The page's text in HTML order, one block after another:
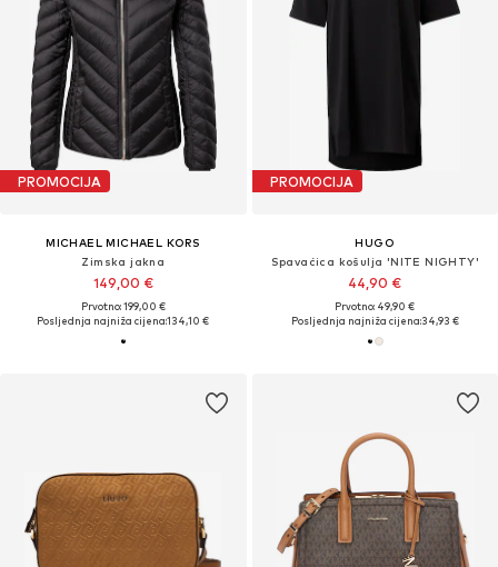
PROMOCIJA
MICHAEL MICHAEL KORS
Zimska jakna
149,00 €
Prvotno: 199,00 €
Posljednja najniža cijena:134,10 €
PROMOCIJA
HUGO
Spavaćica košulja 'NITE NIGHTY'
44,90 €
Prvotno: 49,90 €
Posljednja najniža cijena:34,93 €